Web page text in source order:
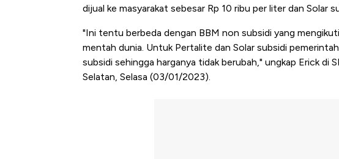
dijual ke masyarakat sebesar Rp 10 ribu per liter dan Solar
"Ini tentu berbeda dengan BBM non subsidi yang
mentah dunia. Untuk Pertalite dan Solar subsidi
subsidi sehingga harganya tidak berubah," ungkap Erick di
Selatan, Selasa (03/01/2023).